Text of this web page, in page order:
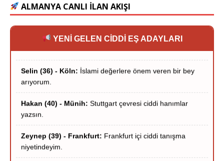
ALMANYA CANLI İLAN AKIŞI
YENİ GELEN CİDDİ EŞ ADAYLARI
Murat (38) - Berlin:Dürüstlük ve sadakat her şeyden
Selin (36) - Köln:İslami değerlere önem veren bir bey
arıyorum.
Hakan (40) - Münih:Stuttgart çevresi ciddi hanımlar
yazsın.
Zeynep (39) - Frankfurt:Frankfurt içi ciddi tanışma
niyetindeyim.
Ömer (37) - Dortmund:Hayırlı bir yuva kurmak
istiyorum.